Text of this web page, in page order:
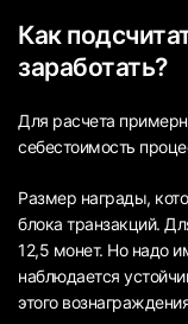
Как
заработать?
Для расчета
себестоимость
Размер награды,
блока транзакций.
12,5 монет. Но надо
наблюдается
этого